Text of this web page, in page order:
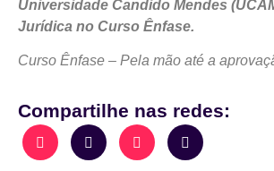
Universidade Candido Mendes
Jurídica no Curso Ênfase.
Curso Ênfase – Pela mão até a
Compartilhe nas redes: